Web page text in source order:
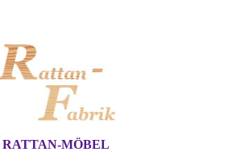
RATTAN-MÖBEL